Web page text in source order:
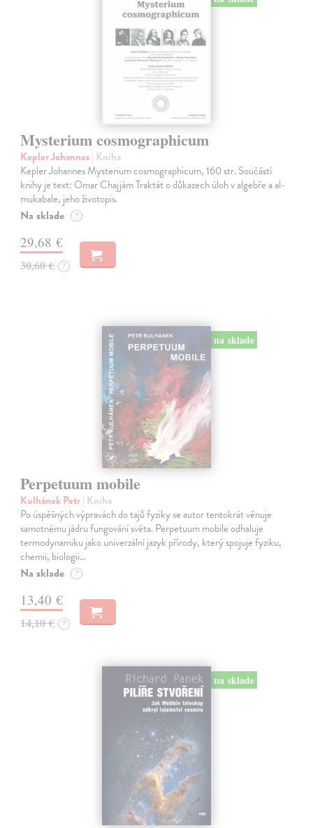
Mysterium cosmographicum
Kepler Johannes| Kniha
Kepler Johannes Mysterium cosmographicum, 160 str. Součástí
knihy je text: Omar Chajjám Traktát o důkazech úloh v algebře a al-
mukabale, jeho životopis.
Na sklade ?
29,68 €
30,60 € ?
na sklade
Perpetuum mobile
Kulhánek Petr| Kniha
Po úspěšných výpravách do tajů fyziky se autor tentokrát věnuje
samotnému jádru fungování světa. Perpetuum mobile odhaluje
termodynamiku jako univerzální jazyk přírody, který spojuje fyziku,
chemii, biologii…
Na sklade ?
13,40 €
14,10 € ?
na sklade